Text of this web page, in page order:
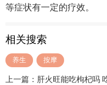
等症状有一定的疗效。
相关搜索
养生 按摩
上一篇： 肝火旺能吃枸杞吗